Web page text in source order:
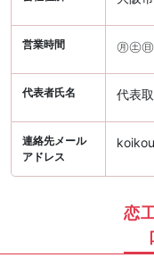
営業時間 ㊊㊏
代表者氏名 代表
連絡先メール
アドレス
恋